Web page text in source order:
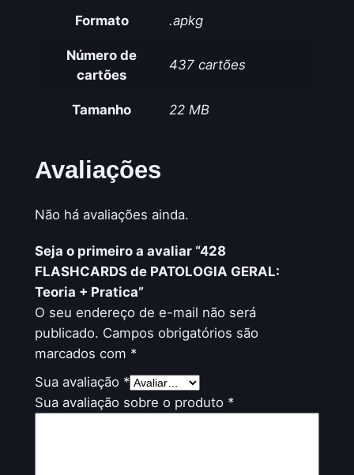
Formato .apkg
Número de
cartões
437 cartões
Tamanho 22 MB
Avaliações
Não há avaliações ainda.
Seja o primeiro a avaliar “428
FLASHCARDS de PATOLOGIA GERAL:
Teoria + Pratica”
O seu endereço de e-mail não será
publicado. Campos obrigatórios são
marcados com *
Sua avaliação *
Sua avaliação sobre o produto *